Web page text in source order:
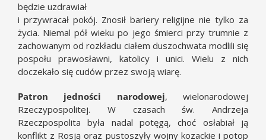
będzie uzdrawiał
i przywracał pokój. Znosił bariery religijne nie tylko za
życia. Niemal pół wieku po jego śmierci przy trumnie z
zachowanym od rozkładu ciałem duszochwata modlili się
pospołu prawosławni, katolicy i unici. Wielu z nich
doczekało się cudów przez swoją wiarę.
Patron jedności narodowej, wielonarodowej
Rzeczypospolitej. W czasach św. Andrzeja
Rzeczpospolita była nadal potęgą, choć osłabiał ją
konflikt z Rosją oraz pustoszyły wojny kozackie i potop